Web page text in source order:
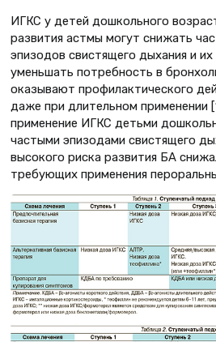
ИГКС у детей дошкольного
развития астмы могут снижать
эпизодов свистящего дыхания и
уменьшать потребность в
оказывают профилактического
даже при длительном применении
применение ИГКС детьми
частыми эпизодами свистящего
высокого риска развития БА
требующих применения